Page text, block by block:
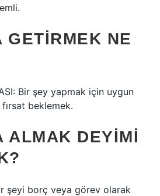
GETIRMEK NE
Bir şey yapmak için uygun
beklemek.
ALMAK DEYIMI
şeyi borç veya görev olarak